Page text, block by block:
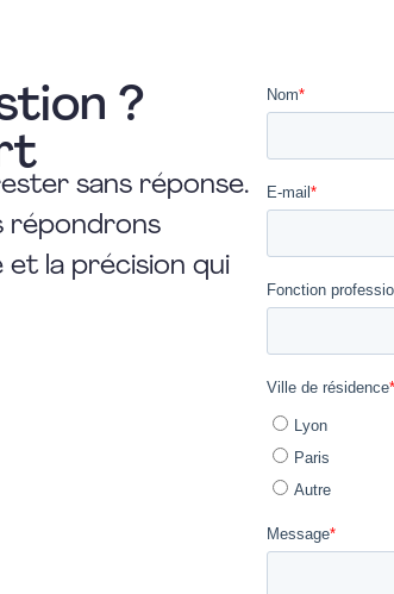
?
sans réponse.
répondrons
la précision qui